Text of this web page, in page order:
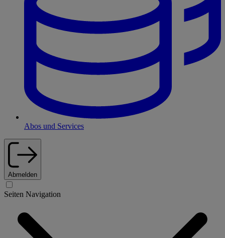
Abos und Services
Abmelden
Seiten Navigation